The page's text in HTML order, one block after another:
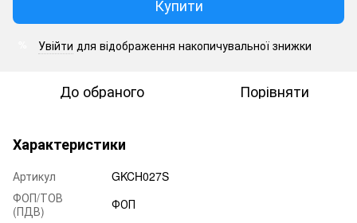
Купити
Увійти для відображення накопичувальної знижки
До обраного Порівняти
Характеристики
Артикул
GKCH027S
ФОП/ТОВ
(ПДВ)
ФОП